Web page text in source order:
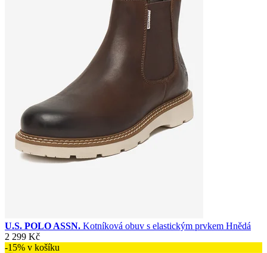
U.S. POLO ASSN. Kotníková obuv s elastickým prvkem Hnědá
2 299 Kč
-15% v košíku